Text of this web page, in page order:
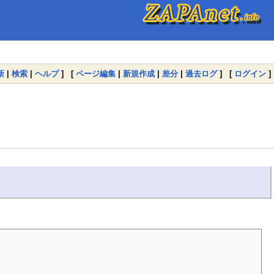
| 検索 | ヘルプ] [ ページ編集 | 新規作成 | 差分 | 過去ログ] [ ログイン ]